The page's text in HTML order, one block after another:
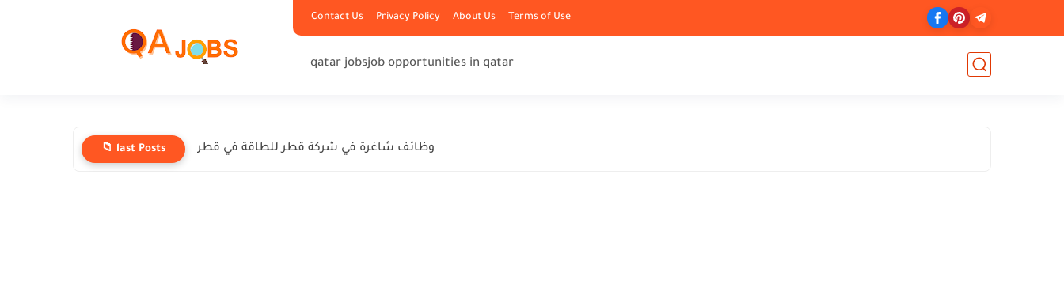
Contact Us Privacy Policy About Us Terms of Use
qatar jobsjob opportunities in qatar
📁 last Posts وظائف شاغرة في شركة قطر للطاقة في قطر